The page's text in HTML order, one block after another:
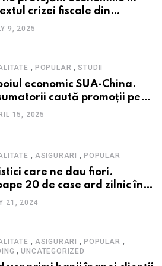
crizei fiscale din
Valentin Ionescu,
(ISF)
9, 2025
, POPULAR ,STUDII
economic SUA-China.
caută promoții pe
scumpirilor, mai ales la
15, 2025
, ASIGURARI ,POPULAR
care ne dau fiori.
20 de case ard zilnic în
iar pagubele au
de lei pe lună
21, 2024
, ASIGURARI ,POPULAR ,
,UNCATEGORIZED